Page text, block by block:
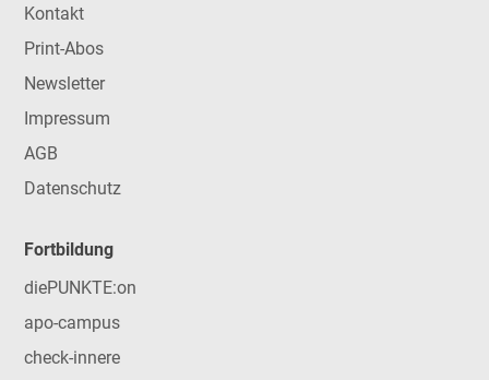
Kontakt
Print-Abos
Newsletter
Impressum
AGB
Datenschutz
Fortbildung
diePUNKTE:on
apo-campus
check-innere